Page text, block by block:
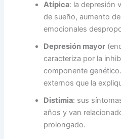
Atípica: la depresión
de sueño, aumento
emocionales
Depresión mayor
caracteriza por la
componente
externos que la
Distimia: sus
años y van
prolongado.